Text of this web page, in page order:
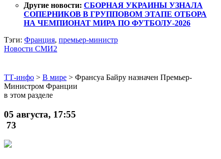
Другие новости: СБОРНАЯ УКРАИНЫ УЗНАЛА
СОПЕРНИКОВ В ГРУППОВОМ ЭТАПЕ ОТБОРА
НА ЧЕМПИОНАТ МИРА ПО ФУТБОЛУ-2026
Тэги: Франция, премьер-министр
Новости СМИ2
ТТ-инфо > В мире > Франсуа Байру назначен Премьер-
Министром Франции
в этом разделе
05 августа, 17:55
73